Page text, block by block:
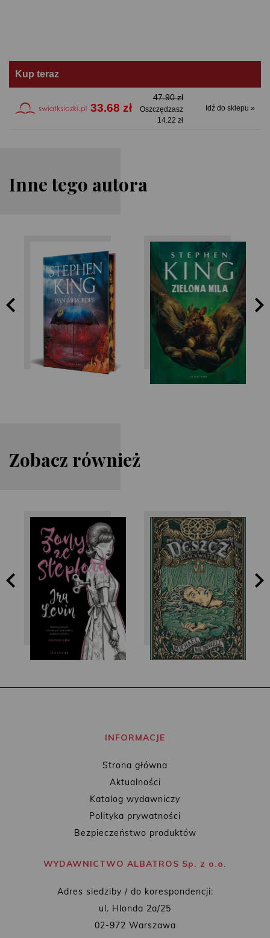
Kup teraz
33.68 zł
47.90 zł
Oszczędzasz
14.22 zł
Idź do sklepu »
Inne tego autora
Stephen King Stephen King
Zobacz również
Ira Levin Michael McDowell
INFORMACJE
Strona główna
Aktualności
Katalog wydawniczy
Polityka prywatności
Bezpieczeństwo produktów
WYDAWNICTWO ALBATROS Sp. z o.o.
Adres siedziby / do korespondencji:
ul. Hlonda 2a/25
02-972 Warszawa